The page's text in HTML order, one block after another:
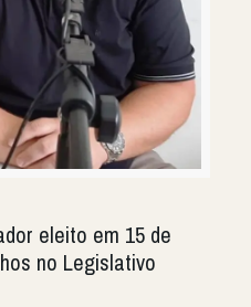
eleito em 15 de
no Legislativo